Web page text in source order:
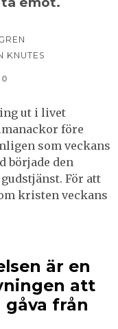
KNUTES
0
ut i livet
före
som veckans
började den
För att
kristen veckans
är en
att
gåva från